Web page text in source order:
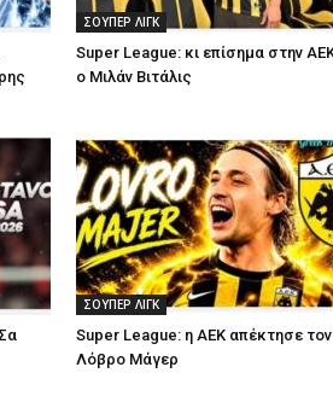
ΣΟΥΠΕΡ ΛΙΓΚ
Super League: κι επίσημα στην
ο Μιλάν Βιτάλις
ΣΟΥΠΕΡ ΛΙΓΚ
Super League: η ΑΕΚ απέκτησε τον
Λόβρο Μάγερ